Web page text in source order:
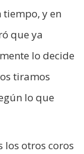
y en
que ya
lo decide
tiramos
lo que
los otros coros